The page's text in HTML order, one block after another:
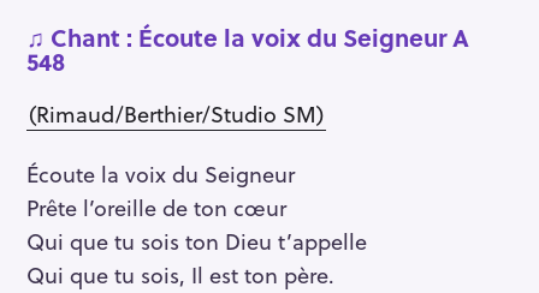
♫ Chant : Écoute la voix du Seigneur A
548
(Rimaud/Berthier/Studio SM)
Écoute la voix du Seigneur
Prête l’oreille de ton cœur
Qui que tu sois ton Dieu t’appelle
Qui que tu sois, Il est ton père.